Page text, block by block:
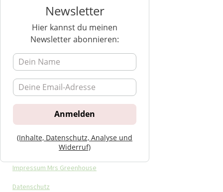
Newsletter
Hier kannst du meinen
Newsletter abonnieren:
(Inhalte, Datenschutz, Analyse und
Widerruf)
Impressum Mrs Greenhouse
Datenschutz